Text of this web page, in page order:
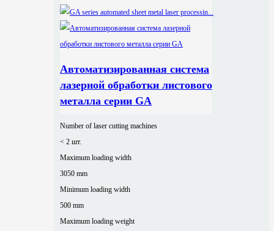
Автоматизированная система
лазерной обработки листового
металла серии GA
Number of laser cutting machines
< 2 шт.
Maximum loading width
3050 mm
Minimum loading width
500 mm
Maximum loading weight